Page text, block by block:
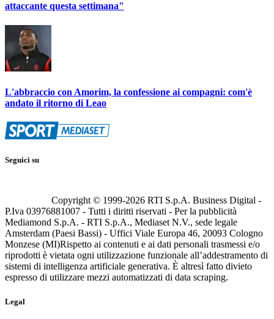
attaccante questa settimana"
L'abbraccio con Amorim, la confessione ai compagni: com'è
andato il ritorno di Leao
Seguici su
Copyright © 1999-2026 RTI S.p.A. Business Digital -
P.Iva 03976881007 - Tutti i diritti riservati - Per la pubblicità
Mediamond S.p.A. - RTI S.p.A., Mediaset N.V., sede legale
Amsterdam (Paesi Bassi) - Uffici Viale Europa 46, 20093 Cologno
Monzese (MI)Rispetto ai contenuti e ai dati personali trasmessi e/o
riprodotti è vietata ogni utilizzazione funzionale all’addestramento di
sistemi di intelligenza artificiale generativa. È altresì fatto divieto
espresso di utilizzare mezzi automatizzati di data scraping.
Legal